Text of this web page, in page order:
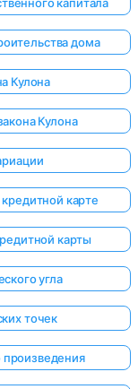
капитала
дома
Кулона
Кулона
карте
карты
угла
точек
произведения